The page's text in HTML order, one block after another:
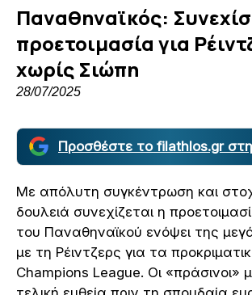
Παναθηναϊκός:
προετοιμασία για
χωρίς Σιώπη
28/07/2025
Προσθέστε το filathlos.gr
Με απόλυτη συγκέντρωση και
δουλειά συνεχίζεται η
του Παναθηναϊκού ενόψει της
με τη Ρέιντζερς για τα
Champions League. Οι «πράσινοι»